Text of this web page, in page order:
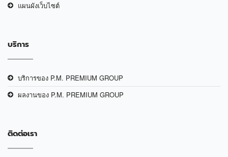
แผนผังเว็บไซต์
บริการ
บริการของ P.M. PREMIUM GROUP
ผลงานของ P.M. PREMIUM GROUP
ติดต่อเรา